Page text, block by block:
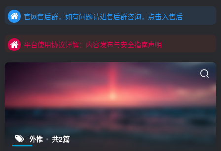
官网售后群，如有问题请进售后群咨询，点击入售后
平台使用协议详解：内容发布与安全指南声明
外推 共2篇